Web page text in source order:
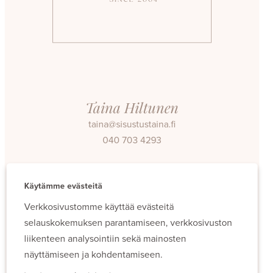
Taina Hiltunen
taina@sisustustaina.fi
040 703 4293
Käytämme evästeitä
Verkkosivustomme käyttää evästeitä
selauskokemuksen parantamiseen, verkkosivuston
liikenteen analysointiin sekä mainosten
näyttämiseen ja kohdentamiseen.